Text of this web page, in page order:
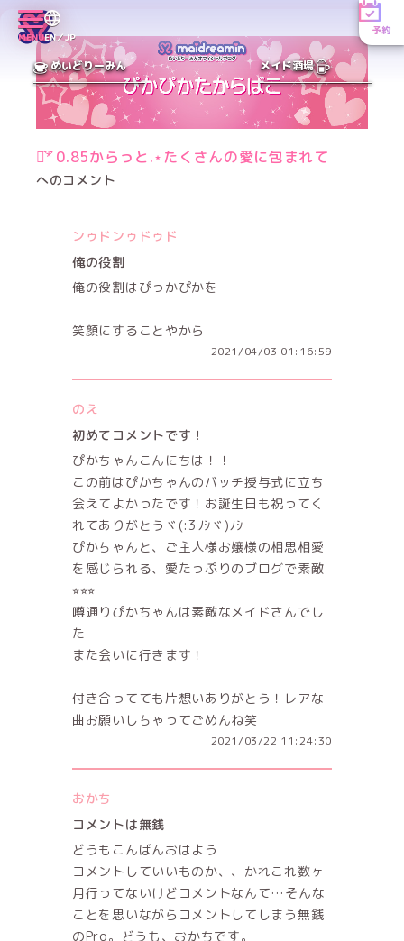
MENUEN／JP
予約
めいどりーみん メイド酒場
⋆͛*͛ 0.85からっと.⋆たくさんの愛に包まれて
へのコメント
ンゥドンゥドゥド
俺の役割
俺の役割はぴっかぴかを
笑顔にすることやから
2021/04/03 01:16:59
のえ
初めてコメントです！
ぴかちゃんこんにちは！！
この前はぴかちゃんのバッチ授与式に立ち
会えてよかったです！お誕生日も祝ってく
れてありがとうヾ(:3ﾉｼヾ)ﾉｼ
ぴかちゃんと、ご主人様お嬢様の相思相愛
を感じられる、愛たっぷりのブログで素敵
⭐︎⭐︎⭐︎
噂通りぴかちゃんは素敵なメイドさんでし
た
また会いに行きます！
付き合ってても片想いありがとう！レアな
曲お願いしちゃってごめんね笑
2021/03/22 11:24:30
おかち
コメントは無銭
どうもこんばんおはよう
コメントしていいものか、、かれこれ数ヶ
月行ってないけどコメントなんて…そんな
ことを思いながらコメントしてしまう無銭
のPro。どうも、おかちです。